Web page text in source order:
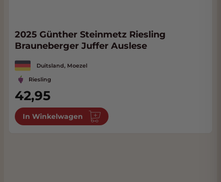
2025 Günther Steinmetz Riesling
Brauneberger Juffer Auslese
Duitsland, Moezel
Riesling
42,95
In Winkelwagen